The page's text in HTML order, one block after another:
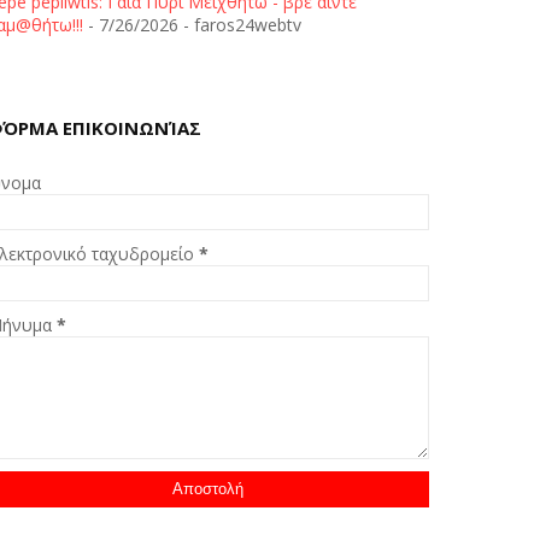
- 7/26/2026 - faros24webtv
ΕΠΙΚΟΙΝΩΝΊΑΣ
ταχυδρομείο*
*